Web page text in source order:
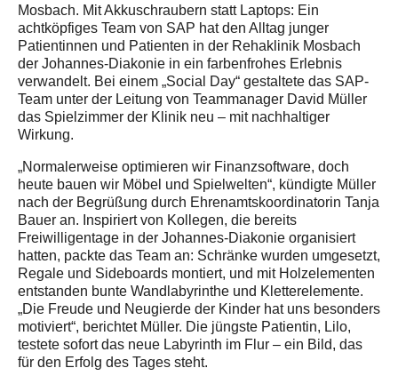
Mosbach. Mit Akkuschraubern statt Laptops: Ein
achtköpfiges Team von SAP hat den Alltag junger
Patientinnen und Patienten in der Rehaklinik Mosbach
der Johannes-Diakonie in ein farbenfrohes Erlebnis
verwandelt. Bei einem „Social Day“ gestaltete das SAP-
Team unter der Leitung von Teammanager David Müller
das Spielzimmer der Klinik neu – mit nachhaltiger
Wirkung.
„Normalerweise optimieren wir Finanzsoftware, doch
heute bauen wir Möbel und Spielwelten“, kündigte Müller
nach der Begrüßung durch Ehrenamtskoordinatorin Tanja
Bauer an. Inspiriert von Kollegen, die bereits
Freiwilligentage in der Johannes-Diakonie organisiert
hatten, packte das Team an: Schränke wurden umgesetzt,
Regale und Sideboards montiert, und mit Holzelementen
entstanden bunte Wandlabyrinthe und Kletterelemente.
„Die Freude und Neugierde der Kinder hat uns besonders
motiviert“, berichtet Müller. Die jüngste Patientin, Lilo,
testete sofort das neue Labyrinth im Flur – ein Bild, das
für den Erfolg des Tages steht.